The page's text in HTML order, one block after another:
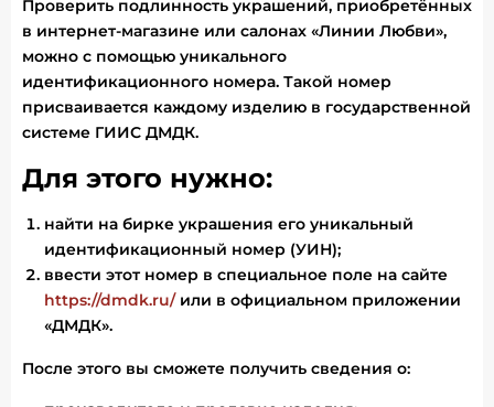
Проверить подлинность украшений, приобретённых
в интернет-магазине или салонах «Линии Любви»,
можно с помощью уникального
идентификационного номера. Такой номер
присваивается каждому изделию в государственной
системе ГИИС ДМДК.
Для этого нужно:
найти на бирке украшения его уникальный
идентификационный номер (УИН);
ввести этот номер в специальное поле на сайте
https://dmdk.ru/или в официальном приложении
«ДМДК».
После этого вы сможете получить сведения о: